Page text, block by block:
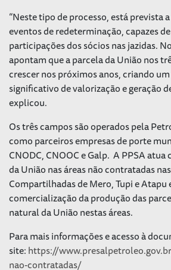
“Neste tipo de processo, está prevista
eventos de redeterminação, capazes
participações dos sócios nas jazidas.
apontam que a parcela da União nos
crescer nos próximos anos, criando
significativo de valorização e geração
explicou.
Os três campos são operados pela
como parceiros empresas de porte
CNODC, CNOOC e Galp. A PPSA
da União nas áreas não contratadas
Compartilhadas de Mero, Tupi e Atapu
comercialização da produção das
natural da União nestas áreas.
Para mais informações e acesso à
site:https://
nao-contratadas/